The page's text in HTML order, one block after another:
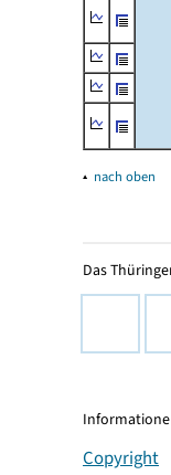
▴ nach oben
Das
Copyright